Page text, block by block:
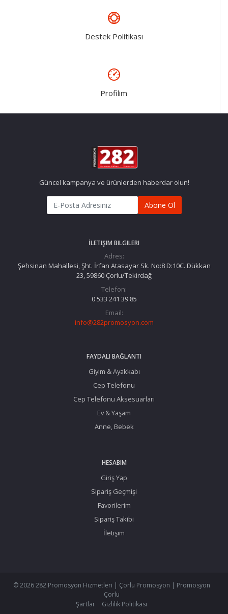
Destek Politikası
Profilim
Güncel kampanya ve ürünlerden haberdar olun!
Abone Ol
İLETIŞIM BILGILERI
Adres:
Şehsinan Mahallesi, Şht. İrfan Atasayar Sk. No:8 D:10C. Dükkan
23, 59860 Çorlu/Tekirdağ
Telefon:
0 533 241 39 85
Email:
info@282promosyon.com
FAYDALI BAĞLANTI
Giyim & Ayakkabı
Cep Telefonu
Cep Telefonu Aksesuarları
Ev & Yaşam
Anne, Bebek
HESABIM
Giriş Yap
Sipariş Geçmişi
Favorilerim
Sipariş Takibi
İletişim
© 2026 282 Promosyon Hizmetleri | Çorlu Promosyon | Promosyon
Çorlu
Şartlar
Gizlilik Politikası